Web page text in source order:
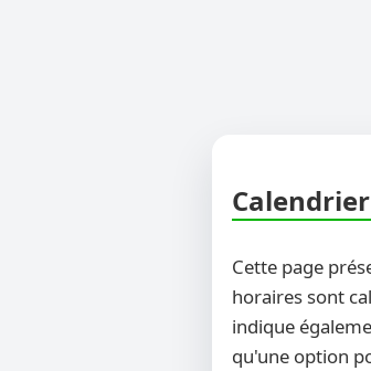
Cette page
horaires sont
indique
qu'une option